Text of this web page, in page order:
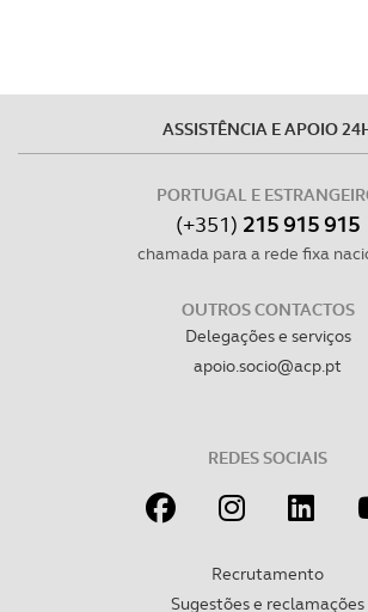
ASSISTÊNCIA E APOIO
PORTUGAL E
(+351) 215 915 915
chamada para a rede fixa
OUTROS CONTACTOS
Delegações e serviços
apoio.socio@acp.pt
REDES SOCIAIS
Recrutamento
Sugestões e reclamações